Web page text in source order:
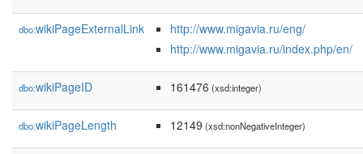
dbo:wikiPageExternalLink
http://www.migavia.ru/eng/
http://www.migavia.ru/index.php/en/
dbo:wikiPageID 161476 (xsd:integer)
dbo:wikiPageLength 12149 (xsd:nonNegativeInteger)